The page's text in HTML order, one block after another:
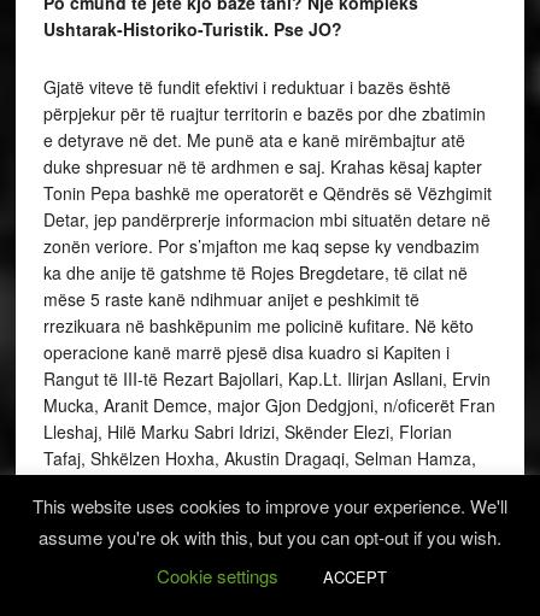
Ushtarak-Historiko-Turistik. Pse JO?
Gjatë viteve të fundit efektivi i reduktuar i bazës është
përpjekur për të ruajtur territorin e bazës por dhe zbatimin
e detyrave në det. Me punë ata e kanë mirëmbajtur atë
duke shpresuar në të ardhmen e saj. Krahas kësaj kapter
Tonin Pepa bashkë me operatorët e Qëndrës së Vëzhgimit
Detar, jep pandërprerje informacion mbi situatën detare në
zonën veriore. Por s’mjafton me kaq sepse ky vendbazim
ka dhe anije të gatshme të Rojes Bregdetare, të cilat në
mëse 5 raste kanë ndihmuar anijet e peshkimit të
rrezikuara në bashkëpunim me policinë kufitare. Në këto
operacione kanë marrë pjesë disa kuadro si Kapiten i
Rangut të III-të Rezart Bajollari, Kap.Lt. Ilirjan Asllani, Ervin
Mucka, Aranit Demce, major Gjon Dedgjoni, n/oficerët Fran
Lleshaj, Hilë Marku Sabri Idrizi, Skënder Elezi, Florian
Tafaj, Shkëlzen Hoxha, Akustin Dragaqi, Selman Hamza,
Forcës Detare e ka parë domosdoshmëri mbajtjen e
anijeve të gatshme në këtë bazë, pasi kontrollohet gjitha
trafiku nga derdhja e Bunës deri në Rodon. Ndërkohë që
nga viti në vit shtohet transporti, peshkimi, turizmi, gjë që
This website uses cookies to improve your experience. We'll
assume you're ok with this, but you can opt-out if you wish.
Cookie settings
ACCEPT